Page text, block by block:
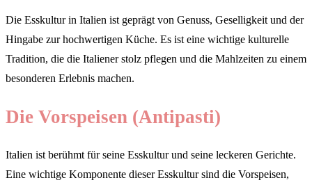
Die Esskultur in Italien ist geprägt von Genuss, Geselligkeit und der
Hingabe zur hochwertigen Küche. Es ist eine wichtige kulturelle
Tradition, die die Italiener stolz pflegen und die Mahlzeiten zu einem
besonderen Erlebnis machen.
Die Vorspeisen (Antipasti)
Italien ist berühmt für seine Esskultur und seine leckeren Gerichte.
Eine wichtige Komponente dieser Esskultur sind die Vorspeisen,